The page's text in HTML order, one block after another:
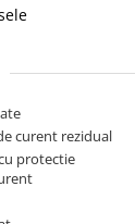
curent rezidual
protectie